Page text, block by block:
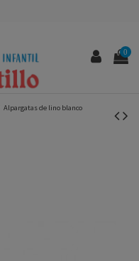
0
Alpargatas de lino blanco